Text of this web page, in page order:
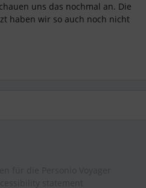
uns das nochmal an. Die
haben wir so auch noch nicht